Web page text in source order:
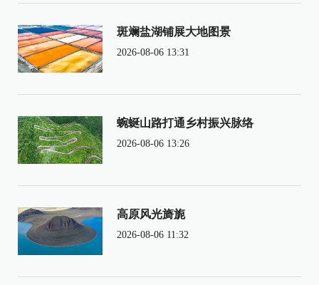
斑斓盐湖铺展大地图景
2026-08-06 13:31
蜿蜒山路打通乡村振兴脉络
2026-08-06 13:26
高原风光旖旎
2026-08-06 11:32